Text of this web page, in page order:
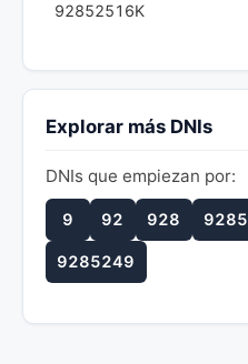
92852516K
Explorar más DNIs
DNIs que empiezan por:
9 92 928 9285
9285249